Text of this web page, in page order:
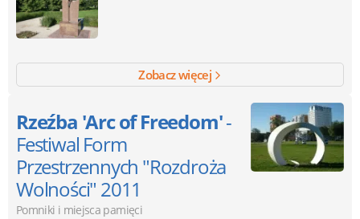
Zobacz więcej
Rzeźba 'Arc of Freedom'-
Festiwal Form
Przestrzennych "Rozdroża
Wolności" 2011
Pomniki i miejsca pamięci